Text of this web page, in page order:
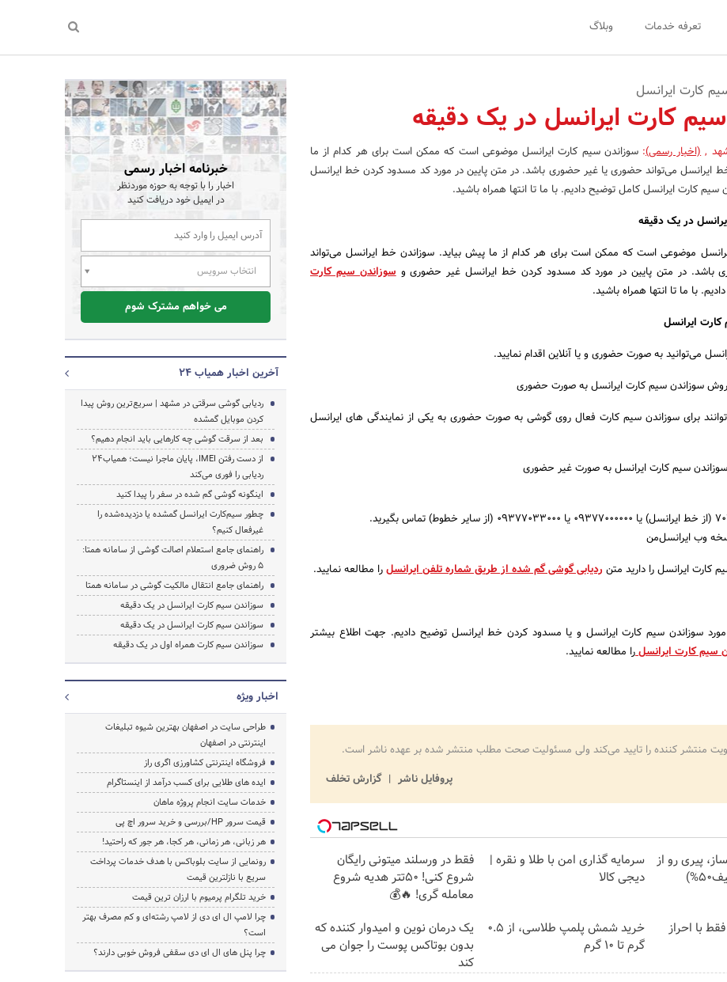
تعرفه خدمات وبلاگ
جستجو
کارت ایرانسل
کارت ایرانسل در یک دقیقه
,(اخبار رسمی):سوزاندن سیم کارت ایرانسل موضوعی است که ممکن است برای هر کدام از ما
ایرانسل می‌تواند حضوری یا غیر حضوری باشد. در متن پایین در مورد کد مسدود کردن خط ایرانسل
کارت ایرانسل کامل توضیح دادیم. با ما تا انتها همراه باشید.
در یک دقیقه
موضوعی است که ممکن است برای هر کدام از ما پیش بیاید. سوزاندن خط ایرانسل می‌تواند
باشد. در متن پایین در مورد کد مسدود کردن خط ایرانسل غیر حضوری و سوزاندن سیم کارت
با ما تا انتها همراه باشید.
ایرانسل
می‌توانید به صورت حضوری و یا آنلاین اقدام نمایید.
سوزاندن سیم کارت ایرانسل به صورت حضوری
برای سوزاندن سیم کارت فعال روی گوشی به صورت حضوری به یکی از نمایندگی های ایرانسل
سیم کارت ایرانسل به صورت غیر حضوری
کارت ایرانسل را دارید متن ردیابی گوشی گم شده از طریق شماره تلفن ایرانسلرا مطالعه نمایید.
سوزاندن سیم کارت ایرانسل و یا مسدود کردن خط ایرانسل توضیح دادیم. جهت اطلاع بیشتر
سیم کارت ایرانسلرا مطالعه نمایید.
منتشر کننده را تایید می‌کند ولی مسئولیت صحت مطلب منتشر شده بر عهده ناشر است.
پروفایل ناشر
گزارش تخلف
پیری رو از سرمایه گذاری امن با طلا و نقره |
دیجی کالا
فقط در ورسلند میتونی رایگان
شروع کنی! 50تتر هدیه شروع
معامله گری! 🔥💰
فقط با احراز
خرید شمش پلمپ طلاسی، از ۰.۵
گرم تا ۱۰ گرم
یک درمان نوین و امیدوار کننده که
بدون بوتاکس پوست را جوان می
کند
خبرنامه اخبار رسمی
اخبار را با توجه به حوزه موردنظر
در ایمیل خود دریافت کنید
انتخاب سرویس
می خواهم مشترک شوم
آخرین اخبار همیاب ۲۴
ردیابی گوشی سرقتی در مشهد | سریع‌ترین روش پیدا
کردن موبایل گمشده
بعد از سرقت گوشی چه کارهایی باید انجام دهیم؟
از دست رفتن IMEI، پایان ماجرا نیست؛ همیاب۲۴
ردیابی را فوری می‌کند
اینگونه گوشی گم شده در سفر را پیدا کنید
چطور سیم‌کارت ایرانسل گمشده یا دزدیده‌شده را
غیرفعال کنیم؟
راهنمای جامع استعلام اصالت گوشی از سامانه همتا:
5 روش ضروری
راهنمای جامع انتقال مالکیت گوشی در سامانه همتا
سوزاندن سیم کارت ایرانسل در یک دقیقه
سوزاندن سیم کارت ایرانسل در یک دقیقه
سوزاندن سیم کارت همراه اول در یک دقیقه
اخبار ویژه
طراحی سایت در اصفهان بهترین شیوه تبلیغات
اینترنتی در اصفهان
فروشگاه اینترنتی کشاورزی اگری راز
ایده های طلایی برای کسب درآمد از اینستاگرام
خدمات سایت انجام پروژه ماهان
قیمت سرور HP/بررسی و خرید سرور اچ پی
هر زبانی، هر زمانی، هر کجا، هر جور که راحتید!
رونمایی از سایت بلوباکس با هدف خدمات پرداخت
سریع با نازلترین قیمت
خرید تلگرام پرمیوم با ارزان ترین قیمت
چرا لامپ ال ای دی از لامپ رشته‌ای و کم مصرف بهتر
است؟
چرا پنل های ال ای دی سقفی فروش خوبی دارند؟